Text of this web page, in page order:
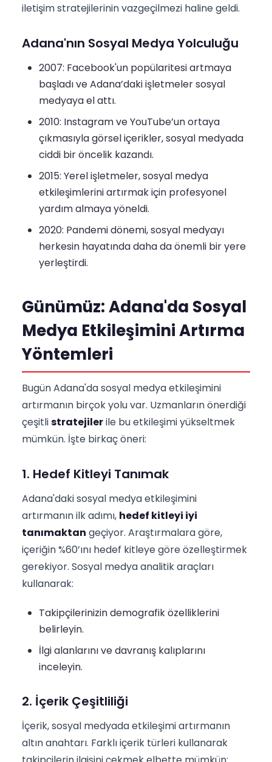
iletişim stratejilerinin vazgeçilmezi haline geldi.
Adana'nın Sosyal Medya Yolculuğu
2007: Facebook'un popülaritesi artmaya
başladı ve Adana’daki işletmeler sosyal
medyaya el attı.
2010: Instagram ve YouTube’un ortaya
çıkmasıyla görsel içerikler, sosyal medyada
ciddi bir öncelik kazandı.
2015: Yerel işletmeler, sosyal medya
etkileşimlerini artırmak için profesyonel
yardım almaya yöneldi.
2020: Pandemi dönemi, sosyal medyayı
herkesin hayatında daha da önemli bir yere
yerleştirdi.
Günümüz: Adana'da Sosyal
Medya Etkileşimini Artırma
Yöntemleri
Bugün Adana'da sosyal medya etkileşimini
artırmanın birçok yolu var. Uzmanların önerdiği
çeşitlistratejilerile bu etkileşimi yükseltmek
mümkün. İşte birkaç öneri:
1. Hedef Kitleyi Tanımak
Adana'daki sosyal medya etkileşimini
artırmanın ilk adımı, hedef kitleyi iyi
tanımaktan geçiyor. Araştırmalara göre,
içeriğin %60’ını hedef kitleye göre özelleştirmek
gerekiyor. Sosyal medya analitik araçları
kullanarak:
Takipçilerinizin demografik özelliklerini
belirleyin.
İlgi alanlarını ve davranış kalıplarını
inceleyin.
2. İçerik Çeşitliliği
İçerik, sosyal medyada etkileşimi artırmanın
altın anahtarı. Farklı içerik türleri kullanarak